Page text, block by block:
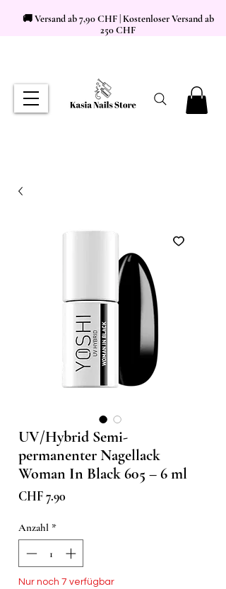
🚚 Versand ab 7,90 CHF | Kostenloser Versand ab
250 CHF
UV/Hybrid Semi-
permanenter Nagellack
Woman In Black 605 – 6 ml
CHF 7.90
Anzahl *
Nur noch 7 verfügbar